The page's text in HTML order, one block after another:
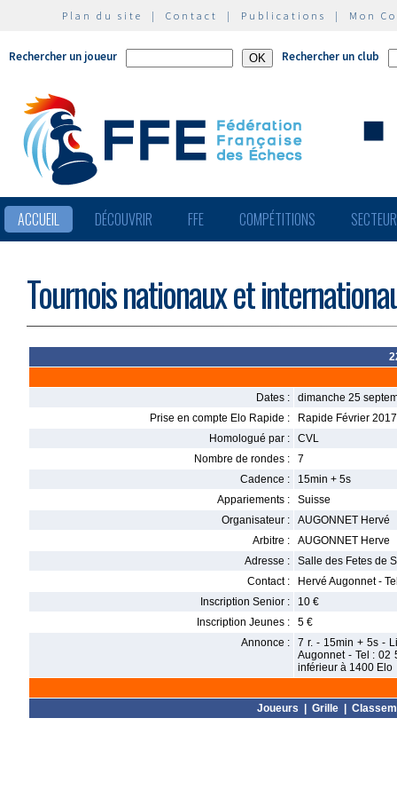
Plan du site | Contact | Publications | Mon
Rechercher un joueur Rechercher un club
ACCUEIL DÉCOUVRIR FFE COMPÉTITIONS
Tournois nationaux et
Dates :
dimanche 25
Prise en compte Elo Rapide :
Rapide Février 2017
Homologué par :
CVL
Nombre de rondes :
7
Cadence :
15min + 5s
Appariements :
Suisse
Organisateur :
AUGONNET Hervé
Arbitre :
AUGONNET Herve
Adresse :
Salle des Fetes de
Contact :
Hervé Augonnet -
Inscription Senior :
10 €
Inscription Jeunes :
5 €
Annonce :
7 r. - 15min + 5s -
Augonnet - Tel : 02
inférieur à 1400 Elo
Joueurs Grille|